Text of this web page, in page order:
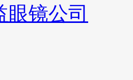
眼镜公司